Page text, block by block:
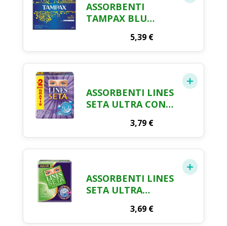
ASSORBENTI
TAMPAX BLU
5,39 €
ASSORBENTI LINES
SETA ULTRA CON
3,79 €
ASSORBENTI LINES
SETA ULTRA
3,69 €